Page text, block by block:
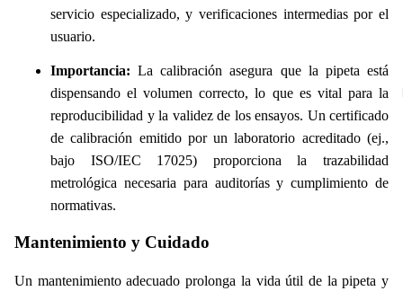
servicio especializado, y verificaciones intermedias por el
usuario.
Importancia: La calibración asegura que la pipeta está
dispensando el volumen correcto, lo que es vital para la
reproducibilidad y la validez de los ensayos. Un certificado
de calibración emitido por un laboratorio acreditado (ej.,
bajo ISO/IEC 17025) proporciona la trazabilidad
metrológica necesaria para auditorías y cumplimiento de
normativas.
Mantenimiento y Cuidado
Un mantenimiento adecuado prolonga la vida útil de la pipeta y